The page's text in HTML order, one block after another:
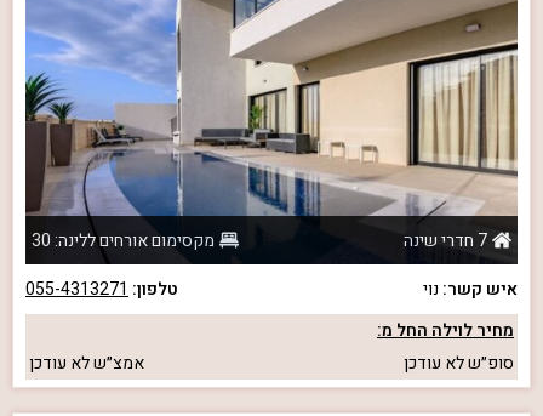
7 חדרי שינה
מקסימום אורחים ללינה: 30
איש קשר: נוי טלפון: 055-4313271
מחיר לוילה החל מ:
סופ״שלא עודכן אמצ״שלא עודכן